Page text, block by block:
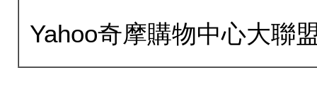
Yahoo奇摩購物中心大